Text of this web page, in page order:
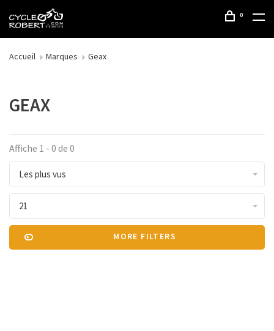
0
Accueil Marques Geax
GEAX
Affiche 1 - 0 de 0
Les plus vus
21
MORE FILTERS